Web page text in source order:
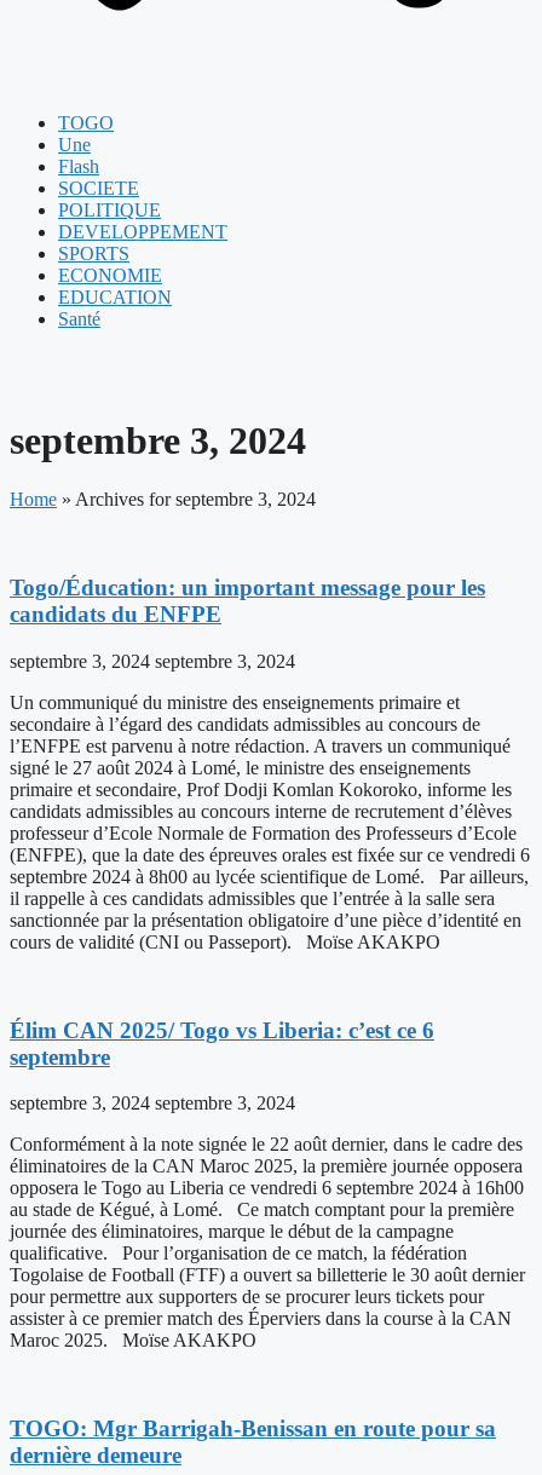
TOGO
Une
Flash
SOCIETE
POLITIQUE
DEVELOPPEMENT
SPORTS
ECONOMIE
EDUCATION
Santé
septembre 3, 2024
Home » Archives for septembre 3, 2024
Togo/Éducation: un important message pour les
candidats du ENFPE
septembre 3, 2024 septembre 3, 2024
Un communiqué du ministre des enseignements primaire et
secondaire à l’égard des candidats admissibles au concours de
l’ENFPE est parvenu à notre rédaction. A travers un communiqué
signé le 27 août 2024 à Lomé, le ministre des enseignements
primaire et secondaire, Prof Dodji Komlan Kokoroko, informe les
candidats admissibles au concours interne de recrutement d’élèves
professeur d’Ecole Normale de Formation des Professeurs d’Ecole
(ENFPE), que la date des épreuves orales est fixée sur ce vendredi 6
septembre 2024 à 8h00 au lycée scientifique de Lomé. Par ailleurs,
il rappelle à ces candidats admissibles que l’entrée à la salle sera
sanctionnée par la présentation obligatoire d’une pièce d’identité en
cours de validité (CNI ou Passeport). Moïse AKAKPO
Élim CAN 2025/ Togo vs Liberia: c’est ce 6
septembre
septembre 3, 2024 septembre 3, 2024
Conformément à la note signée le 22 août dernier, dans le cadre des
éliminatoires de la CAN Maroc 2025, la première journée opposera
opposera le Togo au Liberia ce vendredi 6 septembre 2024 à 16h00
au stade de Kégué, à Lomé. Ce match comptant pour la première
journée des éliminatoires, marque le début de la campagne
qualificative. Pour l’organisation de ce match, la fédération
Togolaise de Football (FTF) a ouvert sa billetterie le 30 août dernier
pour permettre aux supporters de se procurer leurs tickets pour
assister à ce premier match des Éperviers dans la course à la CAN
Maroc 2025. Moïse AKAKPO
TOGO: Mgr Barrigah-Benissan en route pour sa
dernière demeure